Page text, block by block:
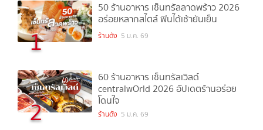
1
50 ร้านอาหาร เซ็นทรัลลาดพร้าว 2026
อร่อยหลากสไตล์ ฟินได้เช้ายันเย็น
ร้านดัง 5 ม.ค. 69
2
60 ร้านอาหาร เซ็นทรัลเวิลด์
centralwOrld 2026 อัปเดตร้านอร่อย
โดนใจ
ร้านดัง 5 ม.ค. 69